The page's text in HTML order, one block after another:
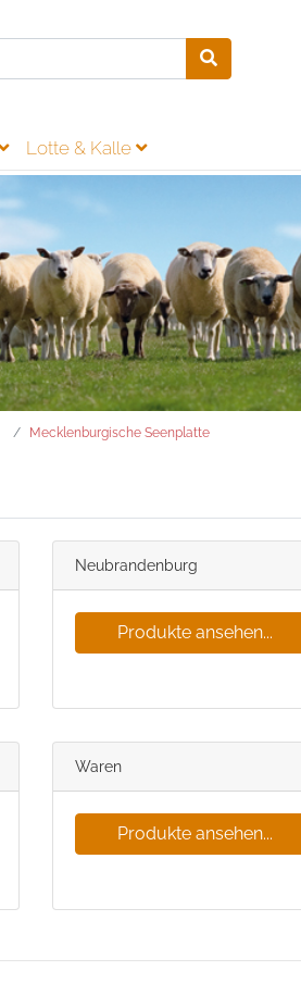
Lotte & Kalle
Mecklenburgische Seenplatte
Neubrandenburg
Produkte ansehen...
Waren
Produkte ansehen...